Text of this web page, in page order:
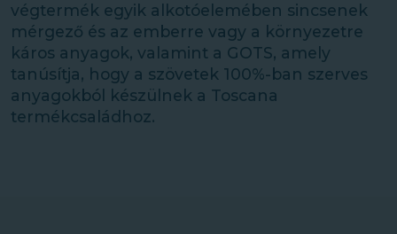
végtermék egyik alkotóelemében sincsenek
mérgező és az emberre vagy a környezetre
káros anyagok, valamint a GOTS, amely
tanúsítja, hogy a szövetek 100%-ban szerves
anyagokból készülnek a Toscana
termékcsaládhoz.